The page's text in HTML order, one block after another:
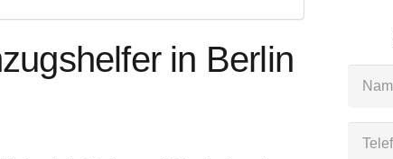
in Berlin